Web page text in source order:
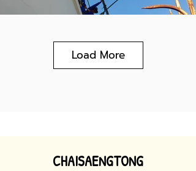
Load More
CHAISAENGTONG